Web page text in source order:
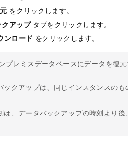
をクリックします。
クアップタブをクリックします。
ンロード をクリックします。
プレミスデータベースにデータを復
ックアップは、同じインスタンスの
は、データバックアップの時刻より